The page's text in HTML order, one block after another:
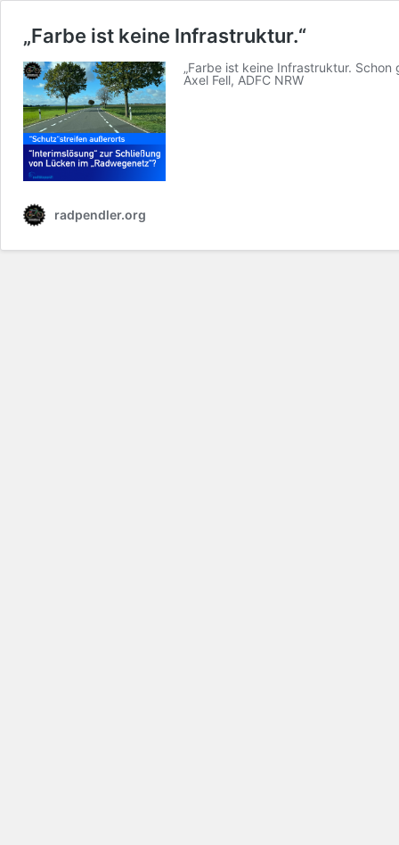
„Farbe ist keine Infrastruktur.“
„Farbe ist keine Infrastruktur.
Axel Fell, ADFC NRW
radpendler.org